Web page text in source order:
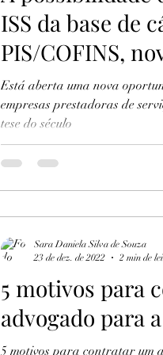
ISS da base de
PIS/COFINS,
século?
Está aberta uma nova
empresas prestadoras de
tese do século
5 motivos para
advogado para
5 motivos para contratar um
Sara Daniela Silva de Souza
23 de dez. de 2022
2 min de